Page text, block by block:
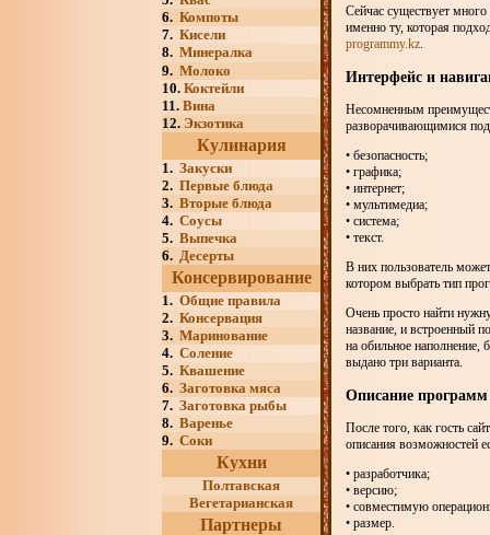
6. Компоты
7. Кисели
8. Минералка
9. Молоко
10. Коктейли
11. Вина
12. Экзотика
Кулинария
1. Закуски
2. Первые блюда
3. Вторые блюда
4. Соусы
5. Выпечка
6. Десерты
Консервирование
1. Общие правила
2. Консервация
3. Маринование
4. Соление
5. Квашение
6. Заготовка мяса
7. Заготовка рыбы
8. Варенье
9. Соки
Кухни
Полтавская
Вегетарианская
Партнеры
Сейчас существует
именно ту, которая
programmy.kz.
Интерфейс и
Несомненным
разворачивающимися
• безопасность;
• графика;
• интернет;
• мультимедиа;
• система;
• текст.
В них пользователь
котором выбрать тип
Очень просто найти
название, и встроенный
на обильное наполнение,
выдано три варианта.
Описание программ
После того, как гость
описания возможностей
• разработчика;
• версию;
• совместимую
• размер.